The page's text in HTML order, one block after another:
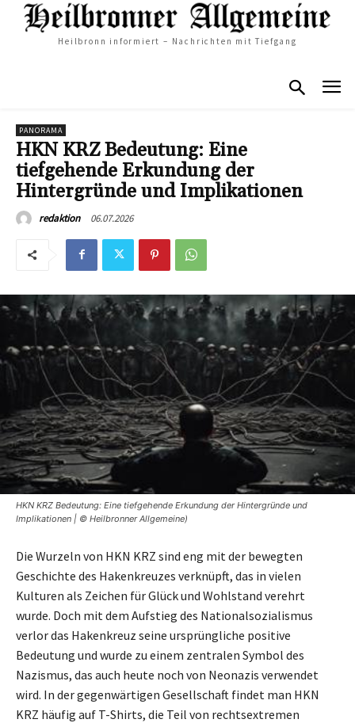
Heilbronn informiert – Nachrichten mit Tiefgang
PANORAMA
HKN KRZ Bedeutung: Eine
tiefgehende Erkundung der
Hintergründe und Implikationen
redaktion 06.07.2026
HKN KRZ Bedeutung: Eine tiefgehende Erkundung der Hintergründe und
Implikationen | © Heilbronner Allgemeine)
Die Wurzeln von HKN KRZ sind eng mit der bewegten
Geschichte des Hakenkreuzes verknüpft, das in vielen
Kulturen als Zeichen für Glück und Wohlstand verehrt
wurde. Doch mit dem Aufstieg des Nationalsozialismus
verlor das Hakenkreuz seine ursprüngliche positive
Bedeutung und wurde zu einem zentralen Symbol des
Nazismus, das auch heute noch von Neonazis verwendet
wird. In der gegenwärtigen Gesellschaft findet man HKN
KRZ häufig auf T-Shirts, die Teil von rechtsextremen